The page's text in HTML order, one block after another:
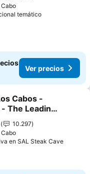
temático
Ver precios
favoritos
Cabos -
The Leading
World
10.297
en SAL Steak Cave